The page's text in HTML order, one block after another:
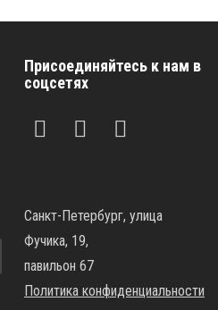
Присоединяйтесь к нам в
соцсетях
Санкт-Петербург, улица
Фучика, 19,
павильон 67
Политика конфиденциальности